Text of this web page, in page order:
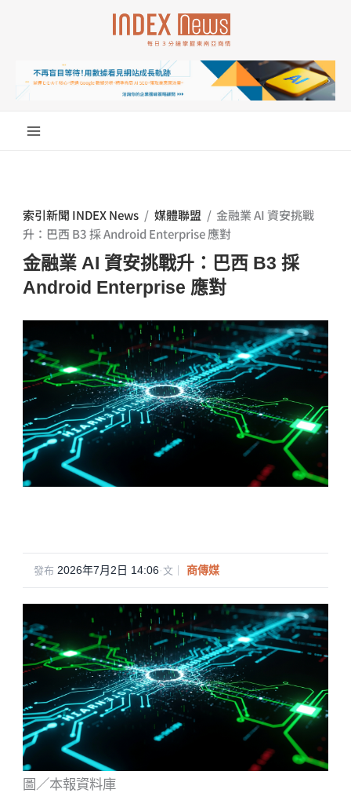
索引新聞 INDEX News / 媒體聯盟 / 金融業 AI 資安挑戰
升：巴西 B3 採 Android Enterprise 應對
金融業 AI 資安挑戰升：巴西 B3 採
Android Enterprise 應對
發布 2026年7月2日 14:06·文｜ 商傳媒
圖／本報資料庫